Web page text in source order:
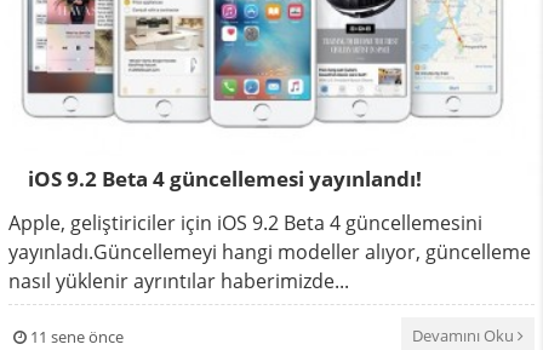
iOS 9.2 Beta 4 güncellemesi yayınlandı!
Apple, geliştiriciler için iOS 9.2 Beta 4 güncellemesini
yayınladı.Güncellemeyi hangi modeller alıyor, güncelleme
nasıl yüklenir ayrıntılar haberimizde...
Devamını Oku
11 sene önce